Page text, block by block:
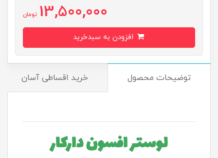
13,500,000 تومان
توضیحات محصول خرید اقساطی آسان
لوستر افسون دارکار